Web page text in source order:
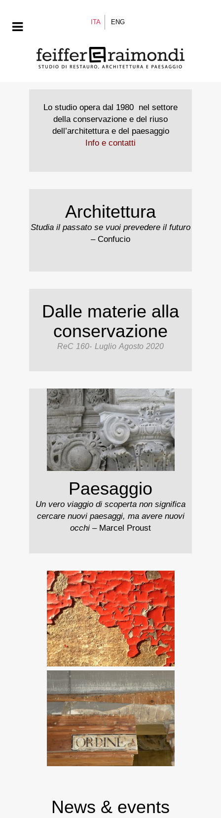
ITA ENG
Lo studio opera dal 1980 nel settore
della conservazione e del riuso
dell’architettura e del paesaggio
Info e contatti
Architettura
Studia il passato se vuoi prevedere il futuro
– Confucio
Dalle materie alla
conservazione
ReC 160- Luglio Agosto 2020
Paesaggio
Un vero viaggio di scoperta non significa
cercare nuovi paesaggi, ma avere nuovi
occhi – Marcel Proust
News & events